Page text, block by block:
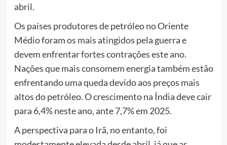
abril.
Os países produtores de petróleo no Oriente
Médio foram os mais atingidos pela guerra e
devem enfrentar fortes contrações este ano.
Nações que mais consomem energia também estão
enfrentando uma queda devido aos preços mais
altos do petróleo. O crescimento na Índia deve cair
para 6,4% neste ano, ante 7,7% em 2025.
A perspectiva para o Irã, no entanto, foi